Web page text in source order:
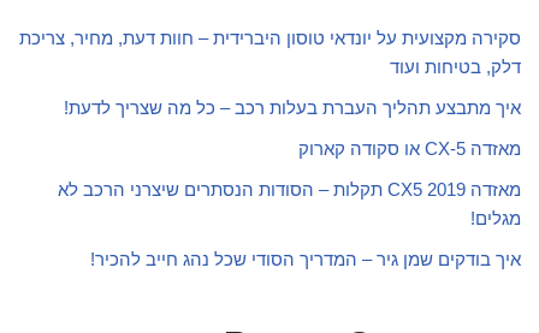
סקירה מקצועית על יונדאי טוסון היברידית – חוות דעת, מחיר, צריכת
דלק, בטיחות ועוד
איך מתבצע תהליך העברת בעלות רכב – כל מה שצריך לדעת!
מאזדה CX-5 או סקודה קארוק
מאזדה CX5 2019 תקלות – הסודות הנסתרים שיצרני הרכב לא
מגלים!
איך בודקים שמן גיר – המדריך הסודי שכל נהג חייב להכיר!